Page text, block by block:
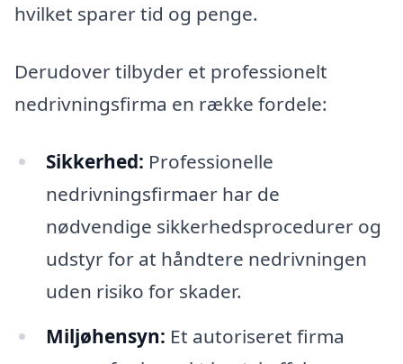
hvilket sparer tid og penge.
Derudover tilbyder et professionelt
nedrivningsfirma en række fordele:
Sikkerhed: Professionelle
nedrivningsfirmaer har de
nødvendige sikkerhedsprocedurer og
udstyr for at håndtere nedrivningen
uden risiko for skader.
Miljøhensyn: Et autoriseret firma